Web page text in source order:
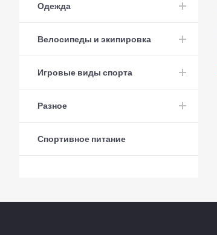
Одежда
Велосипеды и экипировка
Игровые виды спорта
Разное
Спортивное питание